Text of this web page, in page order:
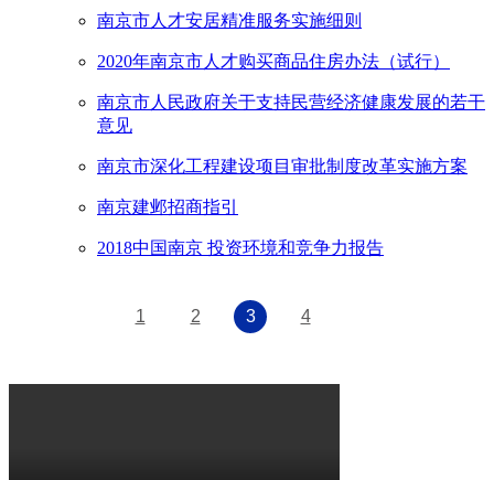
南京市人才安居精准服务实施细则
2020年南京市人才购买商品住房办法（试行）
南京市人民政府关于支持民营经济健康发展的若干
意见
南京市深化工程建设项目审批制度改革实施方案
南京建邺招商指引
2018中国南京 投资环境和竞争力报告
1 2 3 4